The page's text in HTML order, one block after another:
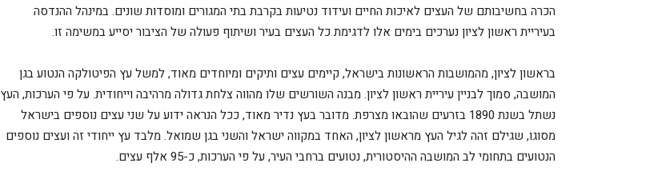
הכרה בחשיבותם של העצים לאיכות החיים ועידוד נטיעות בקרבת בתי המגורים ומוסדות שונים. במינהל ההנדסה
בעיריית ראשון לציון נערכים בימים אלו לדגימת כל העצים בעיר ושיתוף פעולה של הציבור יסייע במשימה זו.
בראשון לציון, מהמושבות הראשונות בישראל, קיימים עצים ותיקים ומיוחדים מאוד, למשל עץ הפיטולקה הנטוע בגן
המושבה, סמוך לבניין עיריית ראשון לציון. מבנה השורשים שלו מהווה צלחת גדולה מרהיבה וייחודית. על פי הערכות, העץ
נשתל בשנת 1890 בזרעים שהובאו מצרפת. מדובר בעץ נדיר מאוד, ככל הנראה ידוע על שני עצים נוספים בישראל
מסוגו, שגילם זהה לגיל העץ מראשון לציון, האחד במקווה ישראל והשני בגן שמואל. מלבד עץ ייחודי זה ועצים נוספים
הנטועים בתחומי לב המושבה ההיסטורית, נטועים ברחבי העיר, על פי הערכות, כ-95 אלף עצים.